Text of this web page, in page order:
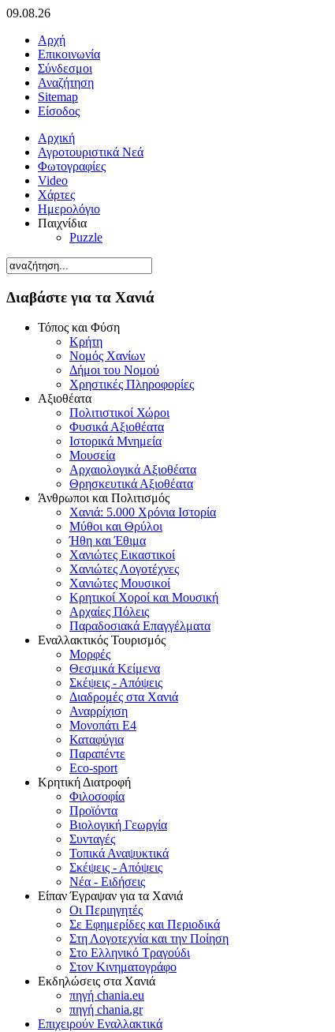
09.08.26
Αρχή
Επικοινωνία
Σύνδεσμοι
Αναζήτηση
Sitemap
Είσοδος
Αρχική
Αγροτουριστικά Νεά
Φωτογραφίες
Video
Χάρτες
Ημερολόγιο
Παιχνίδια
Puzzle
Διαβάστε για τα Χανιά
Τόπος και Φύση
Κρήτη
Νομός Χανίων
Δήμοι του Νομού
Χρηστικές Πληροφορίες
Αξιοθέατα
Πολιτιστικοί Χώροι
Φυσικά Αξιοθέατα
Ιστορικά Μνημεία
Μουσεία
Αρχαιολογικά Αξιοθέατα
Θρησκευτικά Αξιοθέατα
Άνθρωποι και Πολιτισμός
Χανιά: 5.000 Χρόνια Ιστορία
Μύθοι και Θρύλοι
Ήθη και Έθιμα
Χανιώτες Εικαστικοί
Χανιώτες Λογοτέχνες
Χανιώτες Μουσικοί
Κρητικοί Χοροί και Μουσική
Αρχαίες Πόλεις
Παραδοσιακά Επαγγέλματα
Εναλλακτικός Τουρισμός
Μορφές
Θεσμικά Κείμενα
Σκέψεις - Απόψεις
Διαδρομές στα Χανιά
Αναρρίχιση
Μονοπάτι Ε4
Καταφύγια
Παραπέντε
Eco-sport
Κρητική Διατροφή
Φιλοσοφία
Προϊόντα
Βιολογική Γεωργία
Συνταγές
Τοπικά Αναψυκτικά
Σκέψεις - Απόψεις
Νέα - Ειδήσεις
Είπαν Έγραψαν για τα Χανιά
Οι Περιηγητές
Σε Εφημερίδες και Περιοδικά
Στη Λογοτεχνία και την Ποίηση
Στο Ελληνικό Τραγούδι
Στον Κινηματογράφο
Εκδηλώσεις στα Χανιά
πηγή chania.eu
πηγή chania.gr
Επιχειρούν Εναλλακτικά